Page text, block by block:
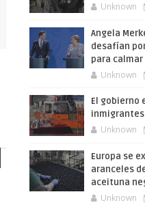
Unknown
Angela
desafían
para
Unknown
El gobierno
Unknown
Europa se
aranceles
aceituna
Unknown